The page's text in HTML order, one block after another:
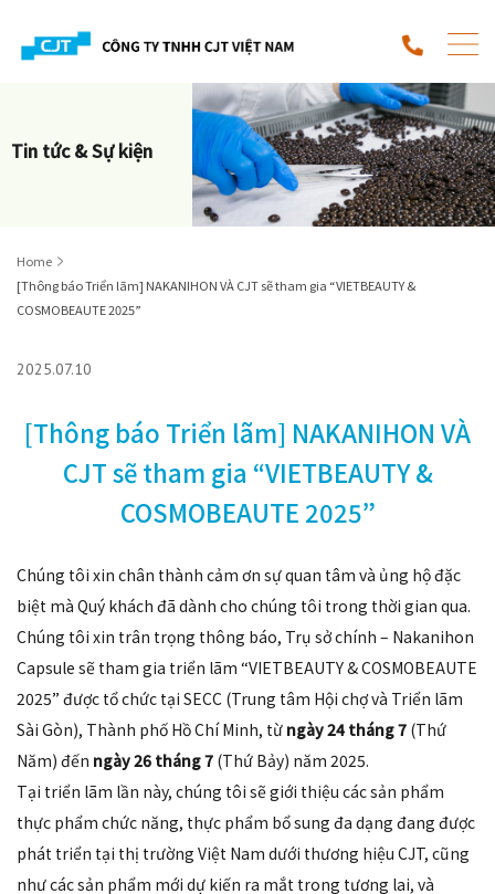
Tin tức & Sự kiện
Home
[Thông báo Triển lãm] NAKANIHON VÀ CJT sẽ tham gia “VIETBEAUTY &
COSMOBEAUTE 2025”
2025.07.10
[Thông báo Triển lãm] NAKANIHON VÀ
CJT sẽ tham gia “VIETBEAUTY &
COSMOBEAUTE 2025”
Chúng tôi xin chân thành cảm ơn sự quan tâm và ủng hộ đặc
biệt mà Quý khách đã dành cho chúng tôi trong thời gian qua.
Chúng tôi xin trân trọng thông báo, Trụ sở chính – Nakanihon
Capsule sẽ tham gia triển lãm “VIETBEAUTY & COSMOBEAUTE
2025” được tổ chức tại SECC (Trung tâm Hội chợ và Triển lãm
Sài Gòn), Thành phố Hồ Chí Minh, từ ngày 24 tháng 7 (Thứ
Năm) đến ngày 26 tháng 7 (Thứ Bảy) năm 2025.
Tại triển lãm lần này, chúng tôi sẽ giới thiệu các sản phẩm
thực phẩm chức năng, thực phẩm bổ sung đa dạng đang được
phát triển tại thị trường Việt Nam dưới thương hiệu CJT, cũng
như các sản phẩm mới dự kiến ra mắt trong tương lai, và